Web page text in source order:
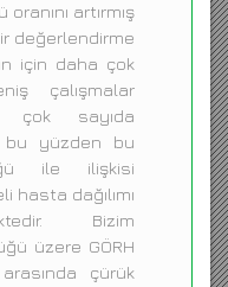
oranını artırmış
değerlendirme
için daha çok
çalışmalar
çok sayıda
yüzden bu
ile ilişkisi
hasta dağılımı
Bizim
üzere GÖRH
çürük